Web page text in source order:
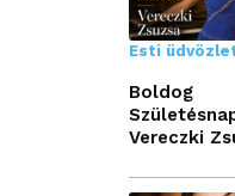
Esti
Boldog
Vereczki